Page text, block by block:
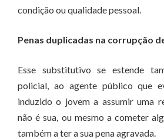
condição ou qualidade pessoal.
Penas duplicadas na corrupção
Esse substitutivo se estende
policial, ao agente público que
induzido o jovem a assumir uma
não é sua, ou mesmo a cometer
também a ter a sua pena agravada.